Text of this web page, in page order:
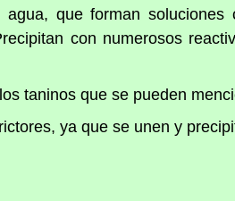
que forman
con numerosos
taninos que se pueden
ya que se unen y